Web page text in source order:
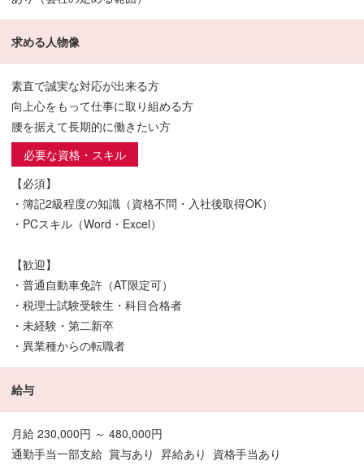
求める人物像
素直で誠実な対応が出来る方
向上心をもって仕事に取り組める方
腰を据えて長期的に働きたい方
必要な資格・スキル
【必須】
・簿記2級程度の知識（資格不問・入社後取得OK）
・PCスキル（Word・Excel）
【歓迎】
・普通自動車免許（AT限定可）
・税理士試験受験生・科目合格者
・未経験・第二新卒
・異業種からの転職者
給与
月給 230,000円 ～ 480,000円
通勤手当一部支給 賞与あり 昇給あり 資格手当あり